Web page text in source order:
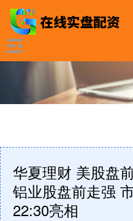
华夏理财 美股盘
铝业股盘前走强
22:30亮相